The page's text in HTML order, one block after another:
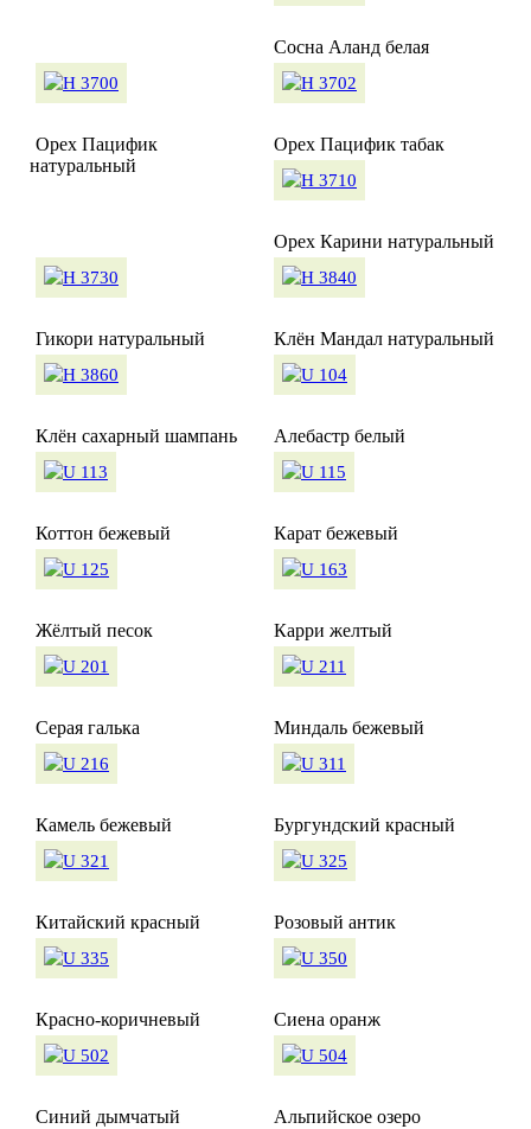
Сосна Аланд белая
Орех Пацифик
натуральный
Орех Пацифик табак
Орех Карини натуральный
Гикори натуральный Клён Мандал натуральный
Клён сахарный шампань Алебастр белый
Коттон бежевый Карат бежевый
Жёлтый песок Карри желтый
Серая галька Миндаль бежевый
Камель бежевый Бургундский красный
Китайский красный Розовый антик
Красно-коричневый Сиена оранж
Синий дымчатый Альпийское озеро